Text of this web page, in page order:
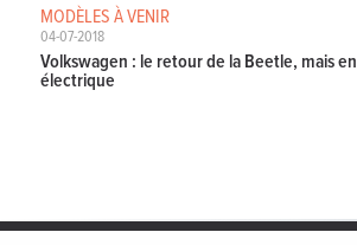
MODÈLES À VENIR
04-07-2018
Volkswagen : le retour de la Beetle, mais en
électrique